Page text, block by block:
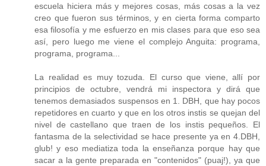
escuela hiciera más y mejores cosas, más cosas a la vez
creo que fueron sus términos, y en cierta forma comparto
esa filosofía y me esfuerzo en mis clases para que eso sea
así, pero luego me viene el complejo Anguita: programa,
programa, programa...
La realidad es muy tozuda. El curso que viene, allí por
principios de octubre, vendrá mi inspectora y dirá que
tenemos demasiados suspensos en 1. DBH, que hay pocos
repetidores en cuarto y que en los otros instis se quejan del
nivel de castellano que traen de los instis pequeños. El
fantasma de la selectividad se hace presente ya en 4.DBH,
glub! y eso mediatiza toda la enseñanza porque hay que
sacar a la gente preparada en "contenidos" (puaj!), ya que